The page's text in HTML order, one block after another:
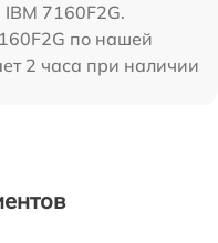
IBM 7160F2G.
по нашей
2 часа при наличии